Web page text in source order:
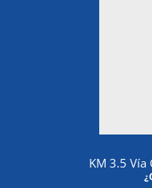
KM 3.5 Vía